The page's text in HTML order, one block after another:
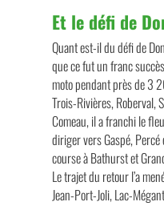
Et le défi de
Quant est-il du défi de
que ce fut un franc
moto pendant près de 3
Trois-Rivières, Roberval,
Comeau, il a franchi le
diriger vers Gaspé,
course à Bathurst et
Le trajet du retour l’a
Jean-Port-Joli, Lac-